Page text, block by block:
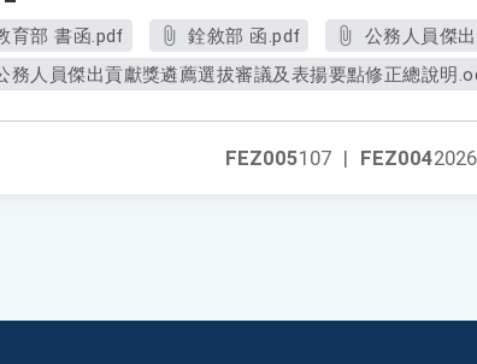
育部 書函.pdf 銓敘部 函.pdf
公務人員傑
務人員傑出貢獻獎遴薦選拔審議及表揚要點修正總說明
FEZ004
FEZ005107 |